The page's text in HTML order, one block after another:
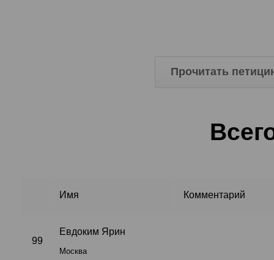
Прочитать
Имя Комментарий
99
Евдоким Ярин
Москва